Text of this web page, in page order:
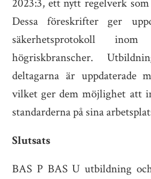
2023:3, ett nytt regelverk
Dessa föreskrifter ger
säkerhetsprotokoll
högriskbranscher.
deltagarna är uppdaterade
vilket ger dem möjlighet att
standarderna på sina
Slutsats
BAS P BAS U utbildning